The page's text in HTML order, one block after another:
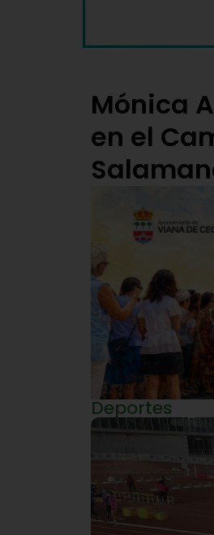
Mónica
en el
Deportes